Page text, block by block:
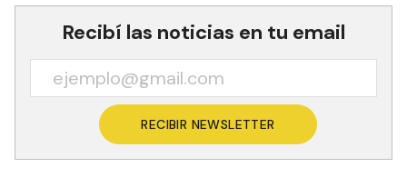
Recibí las noticias en tu email
RECIBIR NEWSLETTER